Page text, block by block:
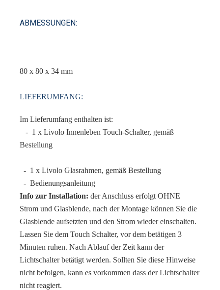
ABMESSUNGEN:
80 x 80 x 34 mm
LIEFERUMFANG:
Im Lieferumfang enthalten ist:
- 1 x Livolo Innenleben Touch-Schalter, gemäß
Bestellung
- 1 x Livolo Glasrahmen, gemäß Bestellung
- Bedienungsanleitung
Info zur Installation: der Anschluss erfolgt OHNE
Strom und Glasblende, nach der Montage können Sie die
Glasblende aufsetzten und den Strom wieder einschalten.
Lassen Sie dem Touch Schalter, vor dem betätigen 3
Minuten ruhen. Nach Ablauf der Zeit kann der
Lichtschalter betätigt werden. Sollten Sie diese Hinweise
nicht befolgen, kann es vorkommen dass der Lichtschalter
nicht reagiert.